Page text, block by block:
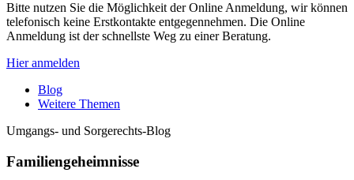
Bitte nutzen Sie die Möglichkeit der Online Anmeldung, wir können
telefonisch keine Erstkontakte entgegennehmen. Die Online
Anmeldung ist der schnellste Weg zu einer Beratung.
Hier anmelden
Blog
Weitere Themen
Umgangs- und Sorgerechts-Blog
Familiengeheimnisse